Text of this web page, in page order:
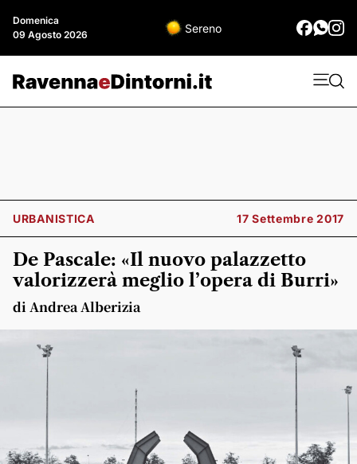
Domenica
09 Agosto 2026
Sereno
URBANISTICA 17 Settembre 2017
De Pascale: «Il nuovo palazzetto
valorizzerà meglio l’opera di Burri»
di Andrea Alberizia